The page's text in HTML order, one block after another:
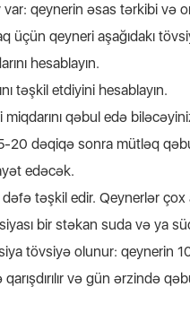
qeynerin əsas tərkibi və
üçün qeyneri aşağıdakı
hesablayın.
təşkil etdiyini hesablayın.
qəbul edə
20 dəqiqə sonra mütləq
edəcək.
təşkil edir. Qeynerlər çox
bir stəkan suda və ya
tövsiyə olunur: qeynerin
və gün ərzində